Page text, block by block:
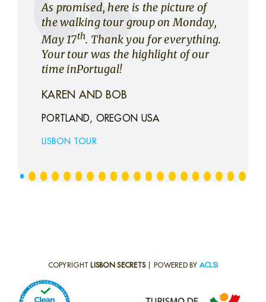
As promised, here is the picture of
the walking tour group on Monday,
May 17th. Thank you for everything.
Your tour was the highlight of our
time inPortugal!
KAREN AND BOB
PORTLAND, OREGON USA
LISBON TOUR
COPYRIGHT LISBON SECRETS| POWERED BY ACLSI